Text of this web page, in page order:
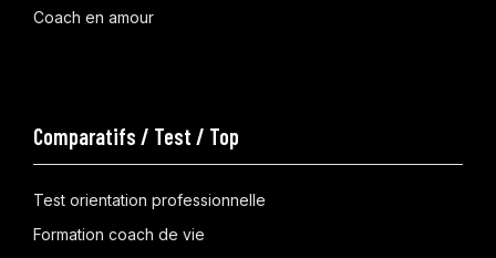
Coach en amour
Comparatifs / Test / Top
Test orientation professionnelle
Formation coach de vie